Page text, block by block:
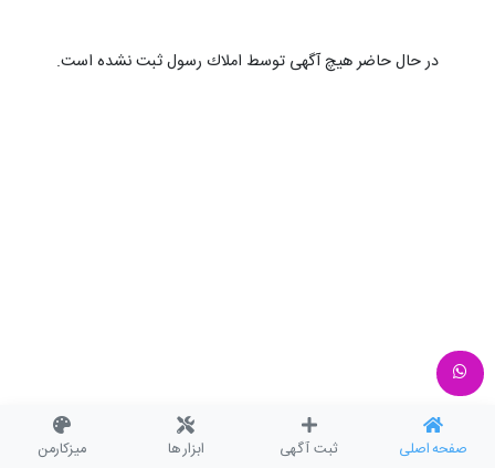
در حال حاضر هیچ آگهی توسط املاك رسول ثبت نشده است.
صفحه اصلی ثبت آگهی ابزار ها میزکارمن